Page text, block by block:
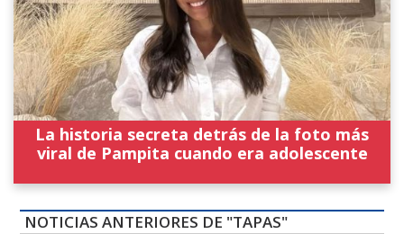
La historia secreta detrás de la foto más
viral de Pampita cuando era adolescente
NOTICIAS ANTERIORES DE "TAPAS"